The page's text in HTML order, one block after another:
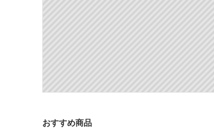
おすすめ商品